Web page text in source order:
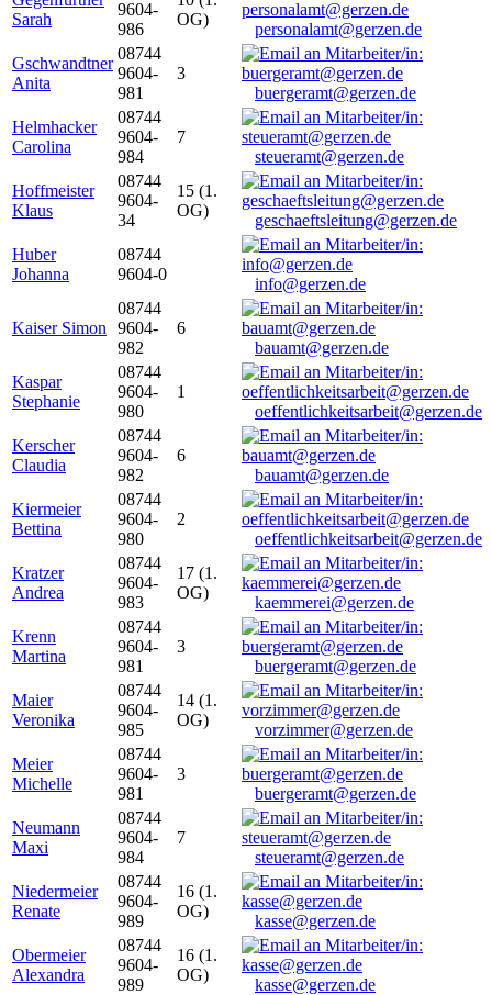
Sarah
9604-
986
OG)
personalamt@gerzen.de
Gschwandtner
Anita
08744
9604-
981
3
buergeramt@gerzen.de
Helmhacker
Carolina
08744
9604-
984
7
steueramt@gerzen.de
Hoffmeister
Klaus
08744
9604-
34
15 (1.
OG)
geschaeftsleitung@gerzen.de
Huber
Johanna
08744
9604-0
info@gerzen.de
Kaiser Simon
08744
9604-
982
6
bauamt@gerzen.de
Kaspar
Stephanie
08744
9604-
980
1
oeffentlichkeitsarbeit@gerzen.de
Kerscher
Claudia
08744
9604-
982
6
bauamt@gerzen.de
Kiermeier
Bettina
08744
9604-
980
2
oeffentlichkeitsarbeit@gerzen.de
Kratzer
Andrea
08744
9604-
983
17 (1.
OG)
kaemmerei@gerzen.de
Krenn
Martina
08744
9604-
981
3
buergeramt@gerzen.de
Maier
Veronika
08744
9604-
985
14 (1.
OG)
vorzimmer@gerzen.de
Meier
Michelle
08744
9604-
981
3
buergeramt@gerzen.de
Neumann
Maxi
08744
9604-
984
7
steueramt@gerzen.de
Niedermeier
Renate
08744
9604-
989
16 (1.
OG)
kasse@gerzen.de
Obermeier
Alexandra
08744
9604-
989
16 (1.
OG)
kasse@gerzen.de